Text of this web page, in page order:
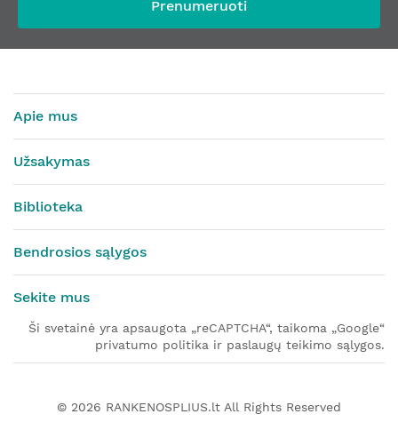
Prenumeruoti
Apie mus
Užsakymas
Biblioteka
Bendrosios sąlygos
Sekite mus
Ši svetainė yra apsaugota „reCAPTCHA“, taikoma „Google“
privatumo politika ir paslaugų teikimo sąlygos.
© 2026 RANKENOSPLIUS.lt All Rights Reserved